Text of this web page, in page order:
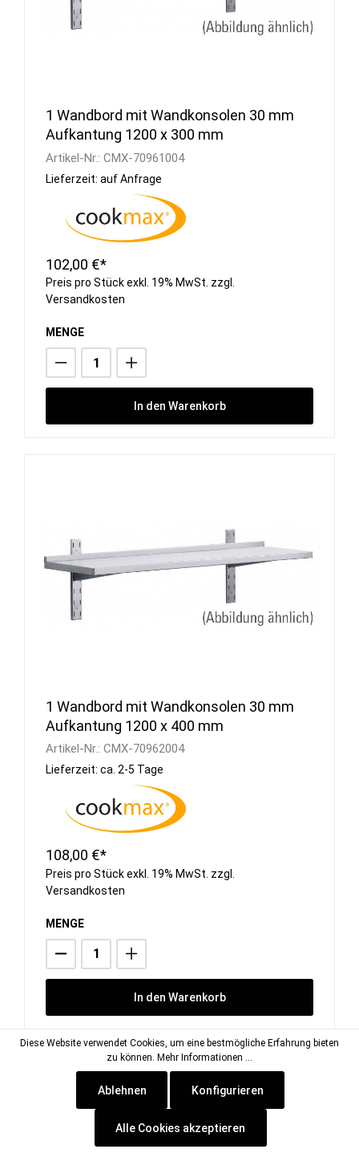
1 Wandbord mit Wandkonsolen 30 mm
Aufkantung 1200 x 300 mm
Artikel-Nr.: CMX-70961004
Lieferzeit: auf Anfrage
102,00 €*
Preis pro Stück exkl. 19% MwSt. zzgl.
Versandkosten
MENGE
In den Warenkorb
1 Wandbord mit Wandkonsolen 30 mm
Aufkantung 1200 x 400 mm
Artikel-Nr.: CMX-70962004
Lieferzeit: ca. 2-5 Tage
108,00 €*
Preis pro Stück exkl. 19% MwSt. zzgl.
Versandkosten
MENGE
In den Warenkorb
Diese Website verwendet Cookies, um eine bestmögliche Erfahrung bieten
zu können. Mehr Informationen ...
Ablehnen Konfigurieren
Alle Cookies akzeptieren